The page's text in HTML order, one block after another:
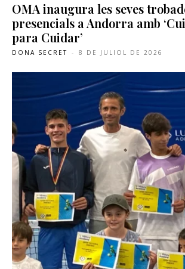
OMA inaugura les seves
presencials a Andorra amb
para Cuidar’
DONA SECRET - 8 DE JULIOL DE 2026